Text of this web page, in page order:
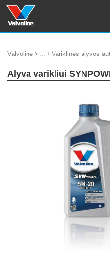
Valvoline › ... › Variklinės alyvos
Alyva varikliui